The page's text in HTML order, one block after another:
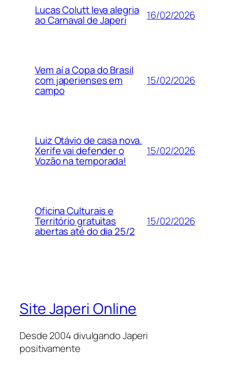
Lucas Colutt leva alegria
ao Carnaval de Japeri 16/02/2026
Vem aí a Copa do Brasil
com japerienses em
campo
15/02/2026
Luiz Otávio de casa nova.
Xerife vai defender o
Vozão na temporada!
15/02/2026
Oficina Culturais e
Território gratuitas
abertas até do dia 25/2
15/02/2026
Site Japeri Online
Desde 2004 divulgando Japeri
positivamente